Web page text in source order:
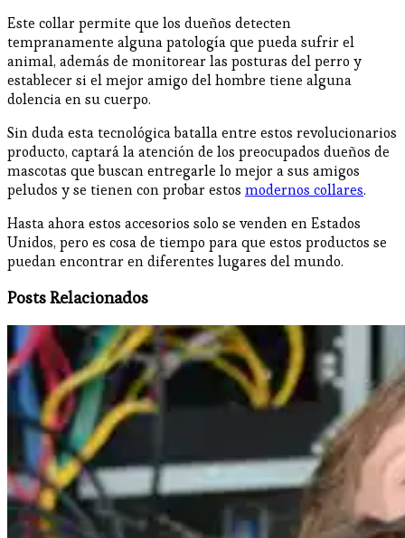
Este collar permite que los dueños detecten
tempranamente alguna patología que pueda sufrir el
animal, además de monitorear las posturas del perro y
establecer si el mejor amigo del hombre tiene alguna
dolencia en su cuerpo.
Sin duda esta tecnológica batalla entre estos revolucionarios
producto, captará la atención de los preocupados dueños de
mascotas que buscan entregarle lo mejor a sus amigos
peludos y se tienen con probar estos modernos collares.
Hasta ahora estos accesorios solo se venden en Estados
Unidos, pero es cosa de tiempo para que estos productos se
puedan encontrar en diferentes lugares del mundo.
Posts Relacionados